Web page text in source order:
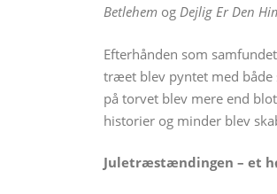
Betlehem og Dejlig Er Den
Efterhånden som
træet blev pyntet med både
på torvet blev mere end
historier og minder blev
Juletræstændingen – et